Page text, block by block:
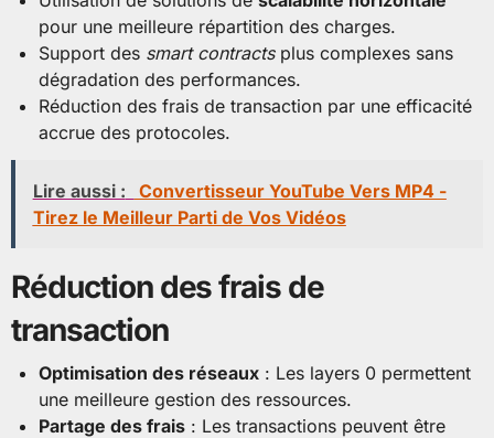
pour une meilleure répartition des charges.
Support des smart contractsplus complexes sans
dégradation des performances.
Réduction des frais de transaction par une efficacité
accrue des protocoles.
Lire aussi :
Convertisseur YouTube Vers MP4 -
Tirez le Meilleur Parti de Vos Vidéos
Réduction des frais de
transaction
Optimisation des réseaux : Les layers 0 permettent
une meilleure gestion des ressources.
Partage des frais : Les transactions peuvent être